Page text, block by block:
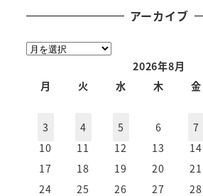
アーカイブ
ア
2026年8月
月
火 水 木 金
3
4 5 6 7
10
11 12 13 14
17
18 19 20 21
24
25 26 27 28